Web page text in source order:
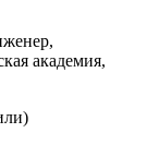
академия,